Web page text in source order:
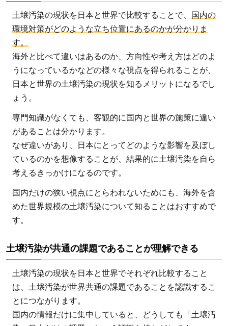
課題
であ
とが
理解
でき
2
日
本
と
世
の
土
壌
染
を
比
較
し
よ
土壌汚染の現状を日本と世界で比較することで、
国内の
環境対策がどのような立ち位置にあるのかが分かりま
す。
海外と比べて違いはあるのか、方向性や考え方はどのよ
うになっているかなどの様々な視点を得られることが、
日本と世界の土壌汚染の現状を知るメリットになるでし
ょう。
専門知識がなくても、客観的に国内と世界の施策に違い
があることは分かります。
なぜ違いがあり、日本にとってどのような影響を及ぼし
ているのかを想像することが、結果的に土壌汚染を自ら
考えるきっかけになるのです。
国内だけの狭い視点にとらわれないためにも、海外を含
めた世界規模の土壌汚染について知ることはおすすめで
す。
土壌汚染が共通の課題であることが理解できる
土壌汚染の現状を日本と世界でそれぞれ比較すること
は、土壌汚染が世界共通の課題であることを認識するこ
とにつながります。
国内の情報だけに集中していると、どうしても「土壌汚